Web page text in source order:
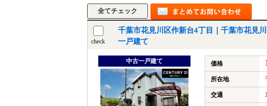
check
千葉市花見川区作新台4丁目｜千葉市花見
一戸建て
中古一戸建て 価格
所在地
交通